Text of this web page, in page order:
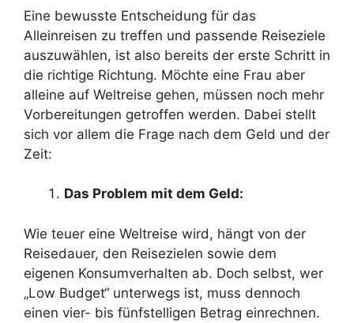
Eine bewusste Entscheidung für das
Alleinreisen zu treffen und passende Reiseziele
auszuwählen, ist also bereits der erste Schritt in
die richtige Richtung. Möchte eine Frau aber
alleine auf Weltreise gehen, müssen noch mehr
Vorbereitungen getroffen werden. Dabei stellt
sich vor allem die Frage nach dem Geld und der
Zeit:
Das Problem mit dem Geld:
Wie teuer eine Weltreise wird, hängt von der
Reisedauer, den Reisezielen sowie dem
eigenen Konsumverhalten ab. Doch selbst, wer
„Low Budget“ unterwegs ist, muss dennoch
einen vier- bis fünfstelligen Betrag einrechnen.